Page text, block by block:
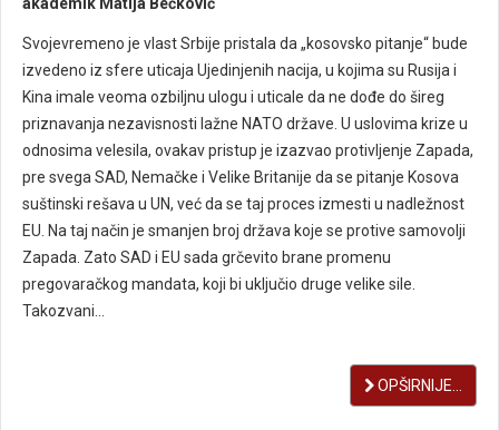
Svojevremeno je vlast Srbije pristala da „kosovsko pitanje“ bude
izvedeno iz sfere uticaja Ujedinjenih nacija, u kojima su Rusija i
Kina imale veoma ozbilјnu ulogu i uticale da ne dođe do šireg
priznavanja nezavisnosti lažne NATO države. U uslovima krize u
odnosima velesila, ovakav pristup je izazvao protivlјenje Zapada,
pre svega SAD, Nemačke i Velike Britanije da se pitanje Kosova
suštinski rešava u UN, već da se taj proces izmesti u nadležnost
EU. Na taj način je smanjen broj država koje se protive samovolјi
Zapada. Zato SAD i EU sada grčevito brane promenu
pregovaračkog mandata, koji bi uklјučio druge velike sile.
Takozvani...
OPŠIRNIJE...